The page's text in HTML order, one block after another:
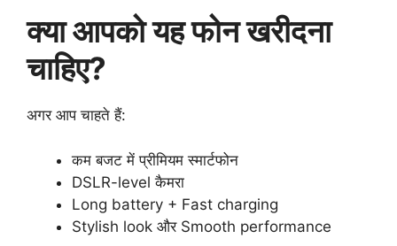
क्या आपको यह फोन खरीदना
चाहिए?
अगर आप चाहते हैं:
कम बजट में प्रीमियम स्मार्टफोन
DSLR-level कैमरा
Long battery + Fast charging
Stylish look और Smooth performance